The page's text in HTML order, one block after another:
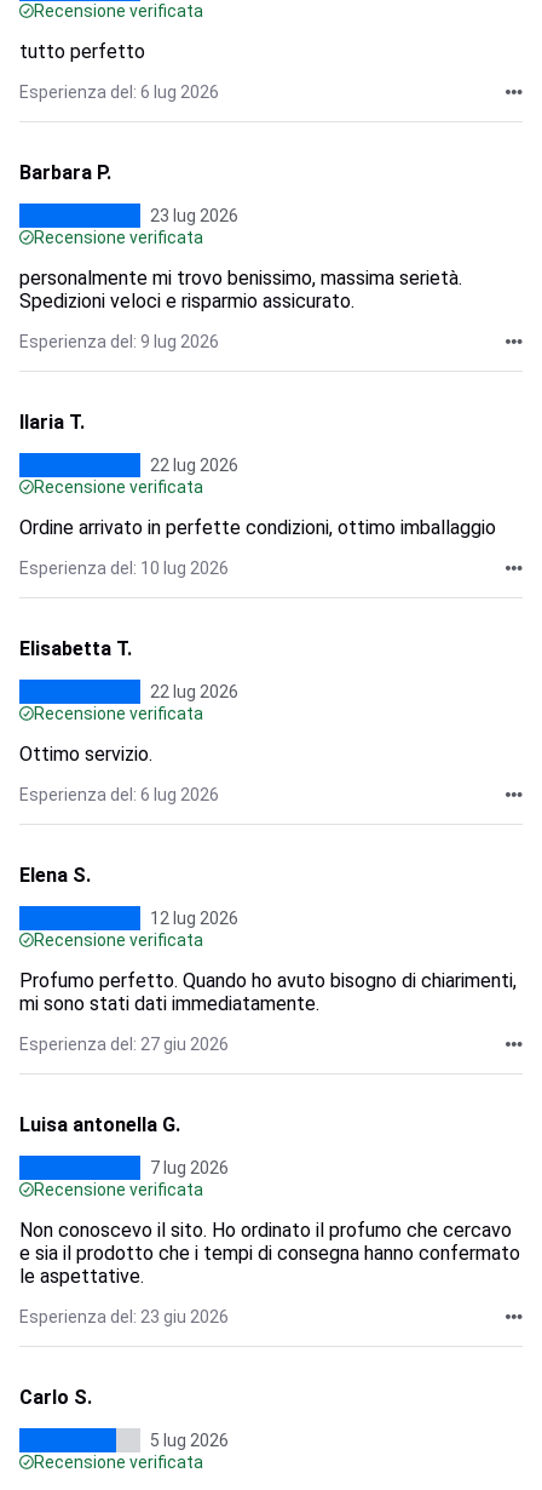
Recensione verificata
tutto perfetto
Esperienza del: 6 lug 2026
Barbara P.
23 lug 2026
Recensione verificata
personalmente mi trovo benissimo, massima serietà.
Spedizioni veloci e risparmio assicurato.
Esperienza del: 9 lug 2026
Ilaria T.
22 lug 2026
Recensione verificata
Ordine arrivato in perfette condizioni, ottimo imballaggio
Esperienza del: 10 lug 2026
Elisabetta T.
22 lug 2026
Recensione verificata
Ottimo servizio.
Esperienza del: 6 lug 2026
Elena S.
12 lug 2026
Recensione verificata
Profumo perfetto. Quando ho avuto bisogno di chiarimenti,
mi sono stati dati immediatamente.
Esperienza del: 27 giu 2026
Luisa antonella G.
7 lug 2026
Recensione verificata
Non conoscevo il sito. Ho ordinato il profumo che cercavo
e sia il prodotto che i tempi di consegna hanno confermato
le aspettative.
Esperienza del: 23 giu 2026
Carlo S.
5 lug 2026
Recensione verificata